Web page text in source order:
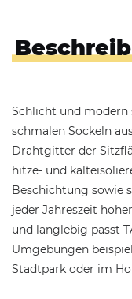
Schlicht und modern
schmalen Sockeln
Drahtgitter der
hitze- und
Beschichtung sowie
jeder Jahreszeit
und langlebig passt
Umgebungen
Stadtpark oder im